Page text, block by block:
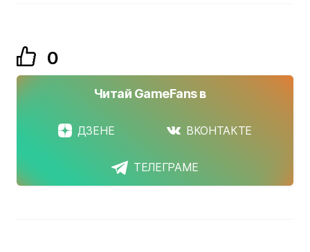
0
Читай GameFans в
ДЗЕНЕ ВКОНТАКТЕ
ТЕЛЕГРАМЕ